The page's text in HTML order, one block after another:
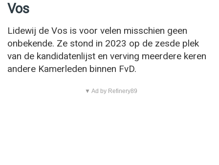
Vos
Lidewij de Vos is voor velen misschien geen
onbekende. Ze stond in 2023 op de zesde plek
van de kandidatenlijst en verving meerdere keren
andere Kamerleden binnen FvD.
▼ Ad by Refinery89